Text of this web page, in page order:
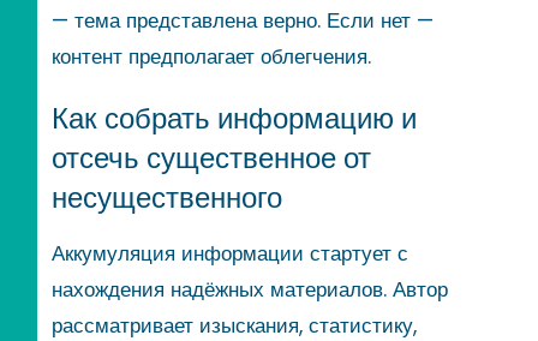
— тема представлена верно. Если нет —
контент предполагает облегчения.
Как собрать информацию и
отсечь существенное от
несущественного
Аккумуляция информации стартует с
нахождения надёжных материалов. Автор
рассматривает изыскания, статистику,